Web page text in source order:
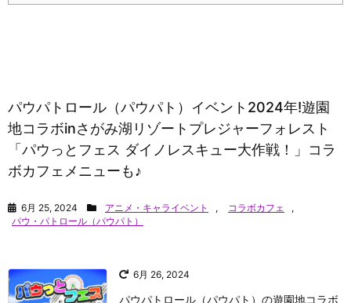
パウパトロール（パウパト）イベント2024年!遊園
地コラボinさがみ湖リゾートプレジャーフォレスト
「パウっとフェス ダイノレスキュー大作戦！」コラ
ボカフェメニューも♪
6月 25, 2024 アニメ・キャライベント , コラボカフェ
,
パウ・パトロール（パウパト）
6月 26, 2024
パウパトロール（パウパト）の遊園地コラボ